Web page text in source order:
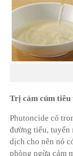
Trị cảm cúm tiêu
Phutoncide có
đường tiểu,
dịch cho nên nó
phòng ngừa cảm